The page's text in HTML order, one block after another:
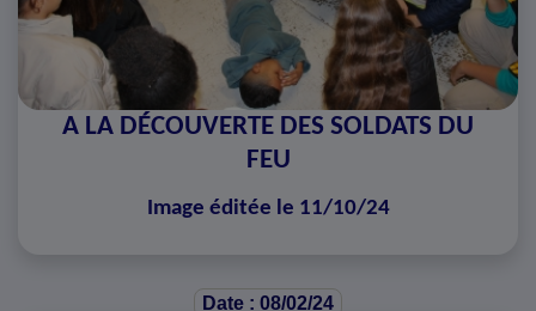
A LA DÉCOUVERTE DES SOLDATS DU
FEU
Image éditée le 11/10/24
Date : 08/02/24